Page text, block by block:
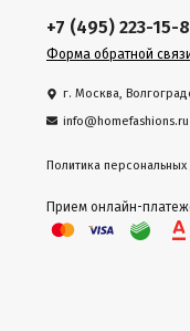
+7 (495) 223-15-
Форма обратной
г. Москва,
info@homefashions.ru
Политика
Прием онлайн-